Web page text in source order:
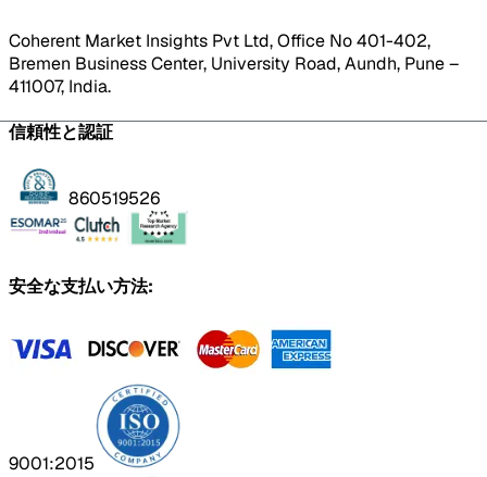
Coherent Market Insights Pvt Ltd, Office No 401-402,
Bremen Business Center, University Road, Aundh, Pune –
411007, India.
信頼性と認証
860519526
安全な支払い方法:
9001:2015